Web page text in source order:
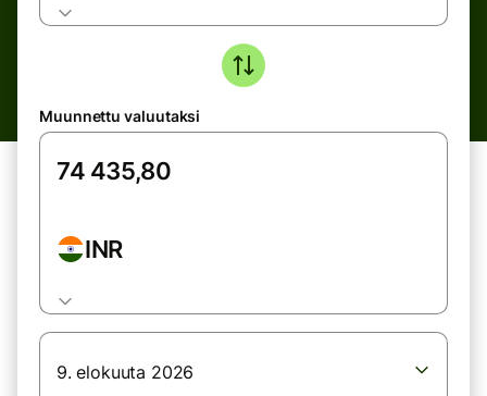
Muunnettu valuutaksi
INR
9. elokuuta 2026